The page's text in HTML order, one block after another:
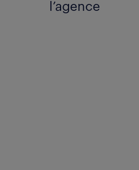
l’agence